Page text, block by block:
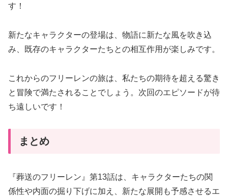
す！
新たなキャラクターの登場は、物語に新たな風を吹き込
み、既存のキャラクターたちとの相互作用が楽しみです。
これからのフリーレンの旅は、私たちの期待を超える驚き
と冒険で満たされることでしょう。次回のエピソードが待
ち遠しいです！
まとめ
『葬送のフリーレン』第13話は、キャラクターたちの関
係性や内面の掘り下げに加え、新たな展開も予感させるエ